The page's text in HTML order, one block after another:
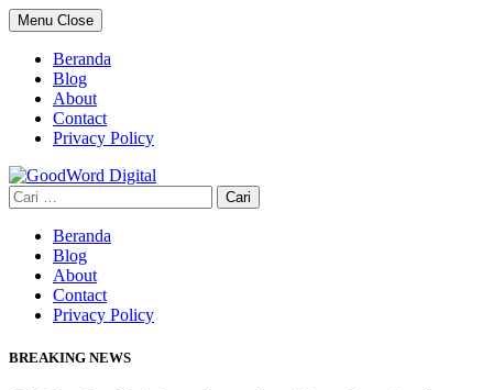
Skip
to
content
Menu Close
Beranda
Blog
About
Contact
Privacy Policy
Cari
untuk:
Beranda
Blog
About
Contact
Privacy Policy
BREAKING NEWS